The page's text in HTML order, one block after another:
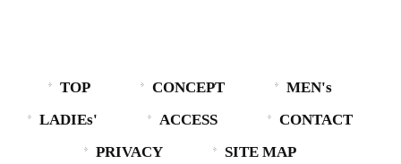
TOP CONCEPT
MEN's
LADIEs'
ACCESS
CONTACT
PRIVACY
SITE MAP